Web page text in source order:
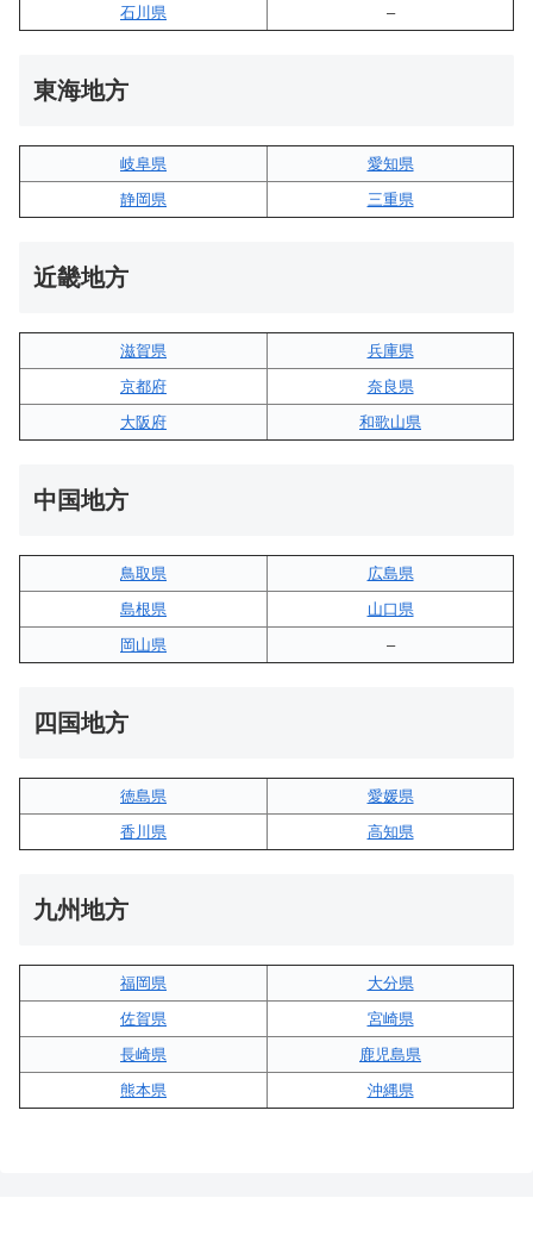
石川県
–
東海地方
岐阜県
愛知県
静岡県
三重県
近畿地方
滋賀県
兵庫県
京都府
奈良県
大阪府
和歌山県
中国地方
鳥取県
広島県
島根県
山口県
岡山県
–
四国地方
徳島県
愛媛県
香川県
高知県
九州地方
福岡県
大分県
佐賀県
宮崎県
長崎県
鹿児島県
熊本県
沖縄県